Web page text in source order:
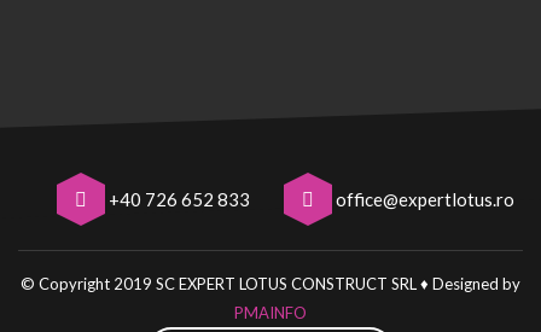
+40 726 652 833 office@expertlotus.ro
© Copyright 2019 SC EXPERT LOTUS CONSTRUCT SRL ♦ Designed by
PMAINFO